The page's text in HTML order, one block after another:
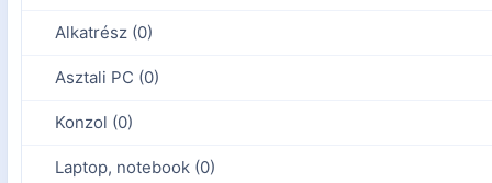
Alkatrész (0)
Asztali PC (0)
Konzol (0)
Laptop, notebook (0)